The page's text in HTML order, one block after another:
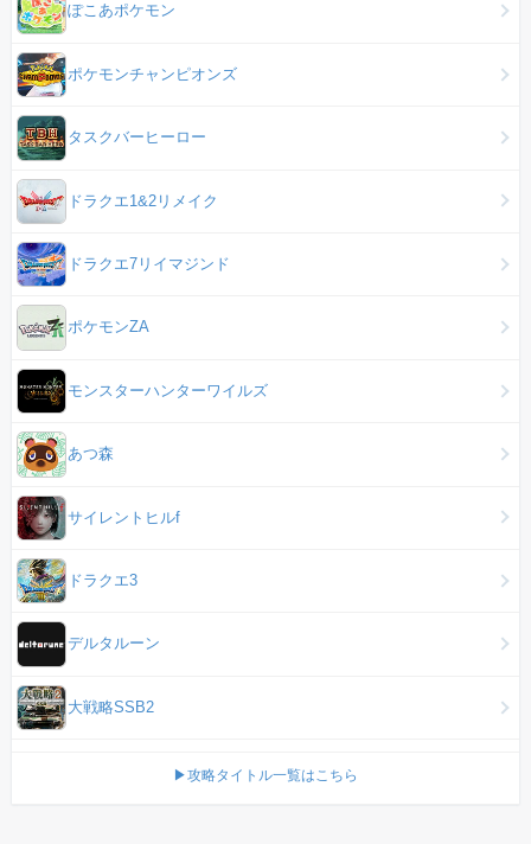
ぽこあポケモン
ポケモンチャンピオンズ
タスクバーヒーロー
ドラクエ1&2リメイク
ドラクエ7リイマジンド
ポケモンZA
モンスターハンターワイルズ
あつ森
サイレントヒルf
ドラクエ3
デルタルーン
大戦略SSB2
▶攻略タイトル一覧はこちら